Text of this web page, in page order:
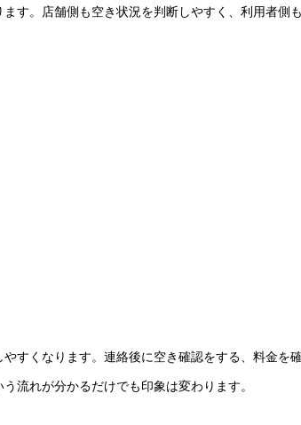
す。店舗側も空き状況を判断しやすく、利用者側
すくなります。連絡後に空き確認をする、料金を
流れが分かるだけでも印象は変わります。